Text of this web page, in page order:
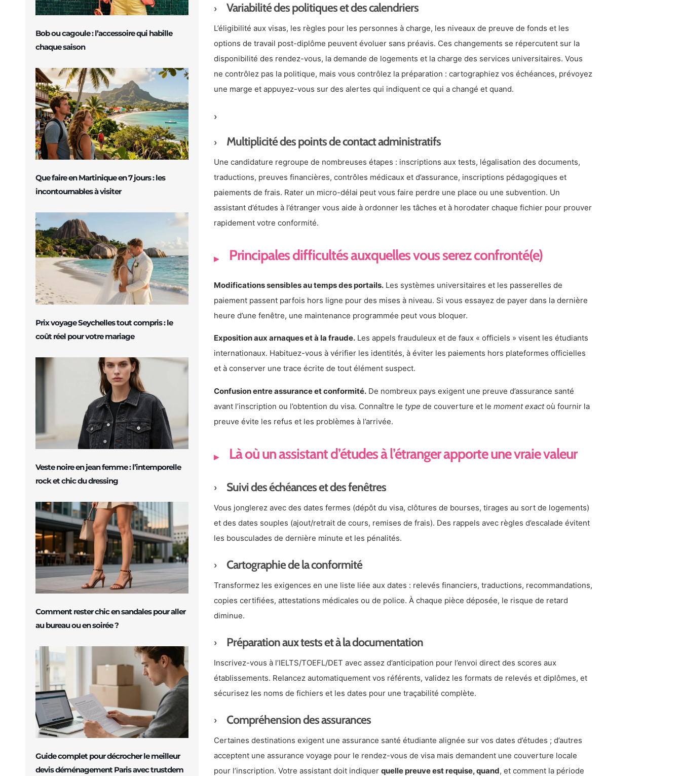
Bob ou cagoule : l’accessoire qui habille
chaque saison
Que faire en Martinique en 7 jours : les
incontournables à visiter
Prix voyage Seychelles tout compris : le
coût réel pour votre mariage
Veste noire en jean femme : l’intemporelle
rock et chic du dressing
Comment rester chic en sandales pour aller
au bureau ou en soirée ?
Guide complet pour décrocher le meilleur
devis déménagement Paris avec trustdem
Variabilité des politiques et des calendriers
L’éligibilité aux visas, les règles pour les personnes à charge, les niveaux de preuve de fonds et les
options de travail post-diplôme peuvent évoluer sans préavis. Ces changements se répercutent sur la
disponibilité des rendez-vous, la demande de logements et la charge des services universitaires. Vous
ne contrôlez pas la politique, mais vous contrôlez la préparation : cartographiez vos échéances, prévoyez
une marge et appuyez-vous sur des alertes qui indiquent ce qui a changé et quand.
Multiplicité des points de contact administratifs
Une candidature regroupe de nombreuses étapes : inscriptions aux tests, légalisation des documents,
traductions, preuves financières, contrôles médicaux et d’assurance, inscriptions pédagogiques et
paiements de frais. Rater un micro-délai peut vous faire perdre une place ou une subvention. Un
assistant d’études à l’étranger vous aide à ordonner les tâches et à horodater chaque fichier pour prouver
rapidement votre conformité.
Principales difficultés auxquelles vous serez confronté(e)
Modifications sensibles au temps des portails. Les systèmes universitaires et les passerelles de
paiement passent parfois hors ligne pour des mises à niveau. Si vous essayez de payer dans la dernière
heure d’une fenêtre, une maintenance programmée peut vous bloquer.
Exposition aux arnaques et à la fraude. Les appels frauduleux et de faux « officiels » visent les étudiants
internationaux. Habituez-vous à vérifier les identités, à éviter les paiements hors plateformes officielles
et à conserver une trace écrite de tout élément suspect.
Confusion entre assurance et conformité. De nombreux pays exigent une preuve d’assurance santé
avant l’inscription ou l’obtention du visa. Connaître le type de couverture et le moment exactoù fournir la
preuve évite les refus et les problèmes à l’arrivée.
Là où un assistant d’études à l’étranger apporte une vraie valeur
Suivi des échéances et des fenêtres
Vous jonglerez avec des dates fermes (dépôt du visa, clôtures de bourses, tirages au sort de logements)
et des dates souples (ajout/retrait de cours, remises de frais). Des rappels avec règles d’escalade évitent
les bousculades de dernière minute et les pénalités.
Cartographie de la conformité
Transformez les exigences en une liste liée aux dates : relevés financiers, traductions, recommandations,
copies certifiées, attestations médicales ou de police. À chaque pièce déposée, le risque de retard
diminue.
Préparation aux tests et à la documentation
Inscrivez-vous à l’IELTS/TOEFL/DET avec assez d’anticipation pour l’envoi direct des scores aux
établissements. Relancez automatiquement vos référents, validez les formats de relevés et diplômes, et
sécurisez les noms de fichiers et les dates pour une traçabilité complète.
Compréhension des assurances
Certaines destinations exigent une assurance santé étudiante alignée sur vos dates d’études ; d’autres
acceptent une assurance voyage pour le rendez-vous de visa mais demandent une couverture locale
pour l’inscription. Votre assistant doit indiquer quelle preuve est requise, quand, et comment la période